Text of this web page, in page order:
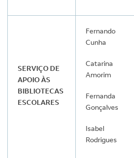
SERVIÇO DE
APOIO ÀS
BIBLIOTECAS
ESCOLARES
Fernando
Cunha
Catarina
Amorim
Fernanda
Gonçalves
Isabel
Rodrigues